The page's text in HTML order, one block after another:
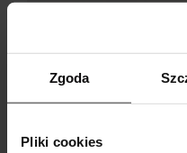
Zgoda
Pliki cookies
Szpilki Gianvito Rossi